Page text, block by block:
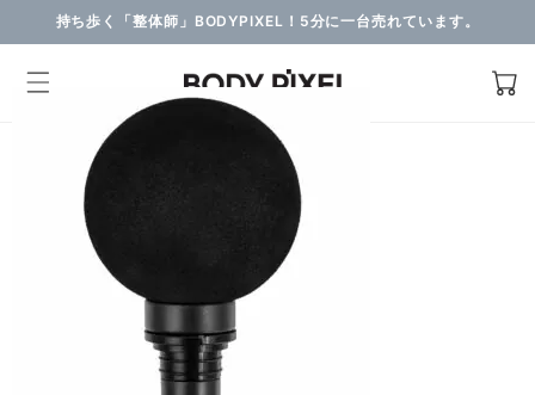
持ち歩く「整体師」BODYPIXEL！5分に一台売れています。